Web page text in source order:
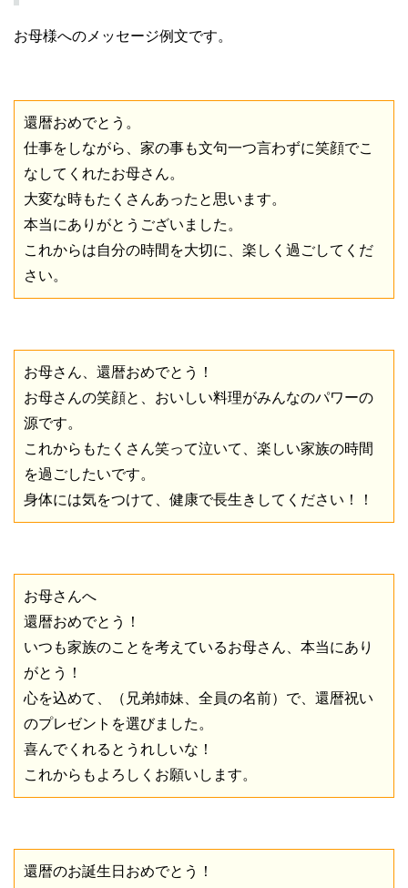
お母様へのメッセージ例文です。
還暦おめでとう。
仕事をしながら、家の事も文句一つ言わずに笑顔でこ
なしてくれたお母さん。
大変な時もたくさんあったと思います。
本当にありがとうございました。
これからは自分の時間を大切に、楽しく過ごしてくだ
さい。
お母さん、還暦おめでとう！
お母さんの笑顔と、おいしい料理がみんなのパワーの
源です。
これからもたくさん笑って泣いて、楽しい家族の時間
を過ごしたいです。
身体には気をつけて、健康で長生きしてください！！
お母さんへ
還暦おめでとう！
いつも家族のことを考えているお母さん、本当にあり
がとう！
心を込めて、（兄弟姉妹、全員の名前）で、還暦祝い
のプレゼントを選びました。
喜んでくれるとうれしいな！
これからもよろしくお願いします。
還暦のお誕生日おめでとう！